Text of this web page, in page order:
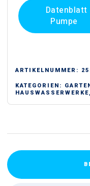
Datenblatt
Pumpe
ARTIKELNUMMER:
KATEGORIEN:
HAUSWASSERWERKE